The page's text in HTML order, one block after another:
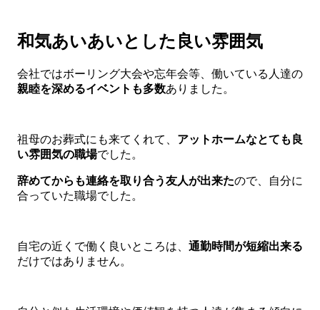
和気あいあいとした良い雰囲気
会社ではボーリング大会や忘年会等、働いている人達の
親睦を深めるイベントも多数ありました。
祖母のお葬式にも来てくれて、 アットホームなとても良
い雰囲気の職場でした。
辞めてからも連絡を取り合う友人が出来たので、自分に
合っていた職場でした。
自宅の近くで働く良いところは、 通勤時間が短縮出来る
だけではありません。